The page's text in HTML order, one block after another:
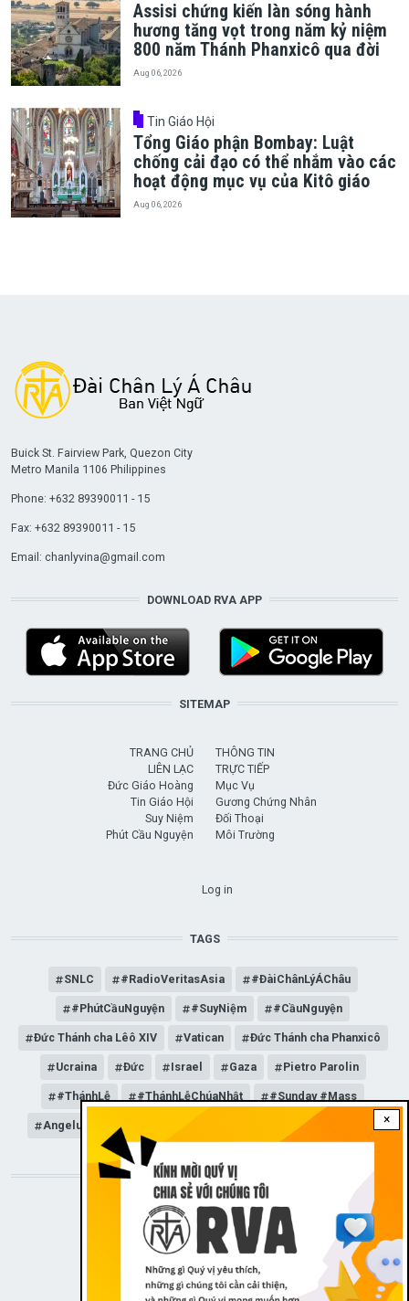
Assisi chứng kiến làn sóng hành
hương tăng vọt trong năm kỷ niệm
800 năm Thánh Phanxicô qua đời
Aug 06, 2026
Tin Giáo Hội
Tổng Giáo phận Bombay: Luật
chống cải đạo có thể nhắm vào các
hoạt động mục vụ của Kitô giáo
Aug 06, 2026
×
Buick St. Fairview Park, Quezon City
Metro Manila 1106 Philippines
Phone: +632 89390011 - 15
Fax: +632 89390011 - 15
Email: chanlyvina@gmail.com
DOWNLOAD RVA APP
SITEMAP
TRANG CHỦ
LIÊN LẠC
Đức Giáo Hoàng
Tin Giáo Hội
Suy Niệm
Phút Cầu Nguyện
THÔNG TIN
TRỰC TIẾP
Mục Vụ
Gương Chứng Nhân
Đối Thoại
Môi Trường
Log in
TAGS
SNLC #RadioVeritasAsia #ĐàiChânLýÁChâu
#PhútCầuNguyện #SuyNiệm #CầuNguyện
Đức Thánh cha Lêô XIV Vatican Đức Thánh cha Phanxicô
Ucraina Đức Israel Gaza Pietro Parolin
#ThánhLễ #ThánhLễChúaNhật #Sunday #Mass
Angelus Đức Giáo hoàng Lêô XIV General Audience
STAY CONNECTED WITH US!